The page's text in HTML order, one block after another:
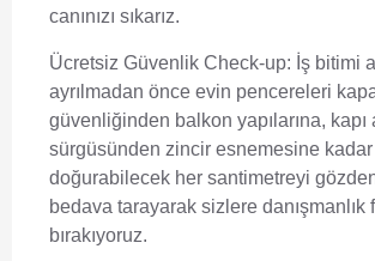
canınızı sıkarız.
Ücretsiz Güvenlik Check-up: İş bitimi
ayrılmadan önce evin pencereleri
güvenliğinden balkon yapılarına, kapı
sürgüsünden zincir esnemesine
doğurabilecek her santimetreyi
bedava tarayarak sizlere danışmanlık
bırakıyoruz.